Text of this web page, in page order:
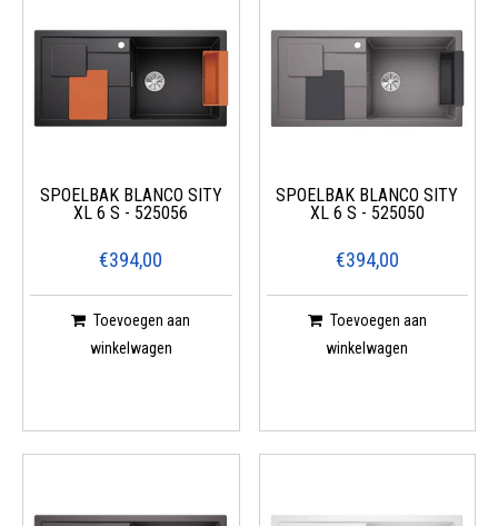
SPOELBAK BLANCO SITY
XL 6 S - 525056
€394,00
Toevoegen aan
winkelwagen
SPOELBAK BLANCO SITY
XL 6 S - 525050
€394,00
Toevoegen aan
winkelwagen